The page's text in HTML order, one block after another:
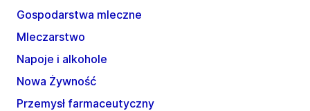
Gospodarstwa mleczne
Mleczarstwo
Napoje i alkohole
Nowa Żywność
Przemysł farmaceutyczny